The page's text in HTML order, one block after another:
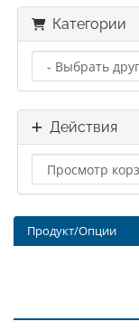
Категории
Действия
Продукт/Опции